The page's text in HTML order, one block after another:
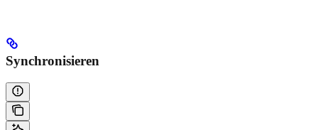
Synchronisieren